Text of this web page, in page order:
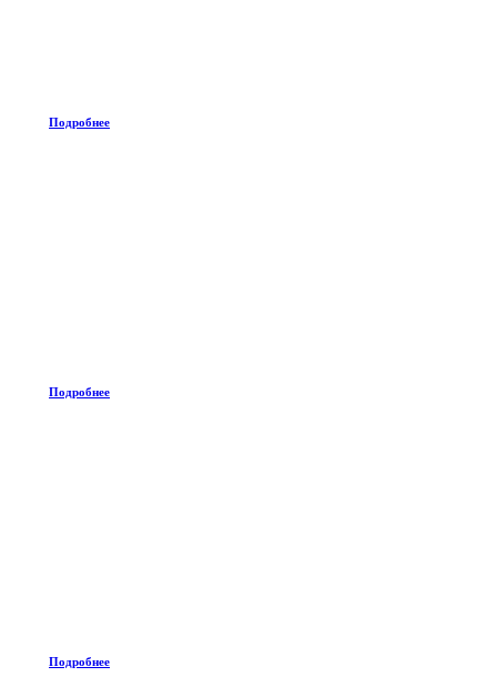
Подробнее
Подробнее
Подробнее